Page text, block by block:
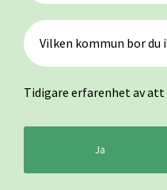
Tidigare erfarenhet av
Ja